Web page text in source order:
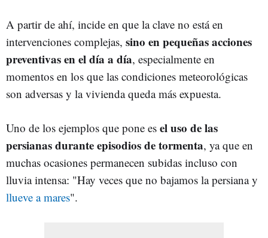
A partir de ahí, incide en que la clave no está en
intervenciones complejas, sino en pequeñas acciones
preventivas en el día a día, especialmente en
momentos en los que las condiciones meteorológicas
son adversas y la vivienda queda más expuesta.
Uno de los ejemplos que pone es el uso de las
persianas durante episodios de tormenta, ya que en
muchas ocasiones permanecen subidas incluso con
lluvia intensa: "Hay veces que no bajamos la persiana y
llueve a mares".